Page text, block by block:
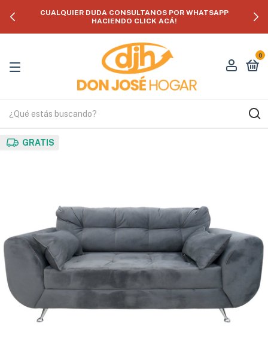
CUALQUIER DUDA CONSULTANOS POR WHATSAPP
HACIENDO CLICK ACÁ!
0
GRATIS